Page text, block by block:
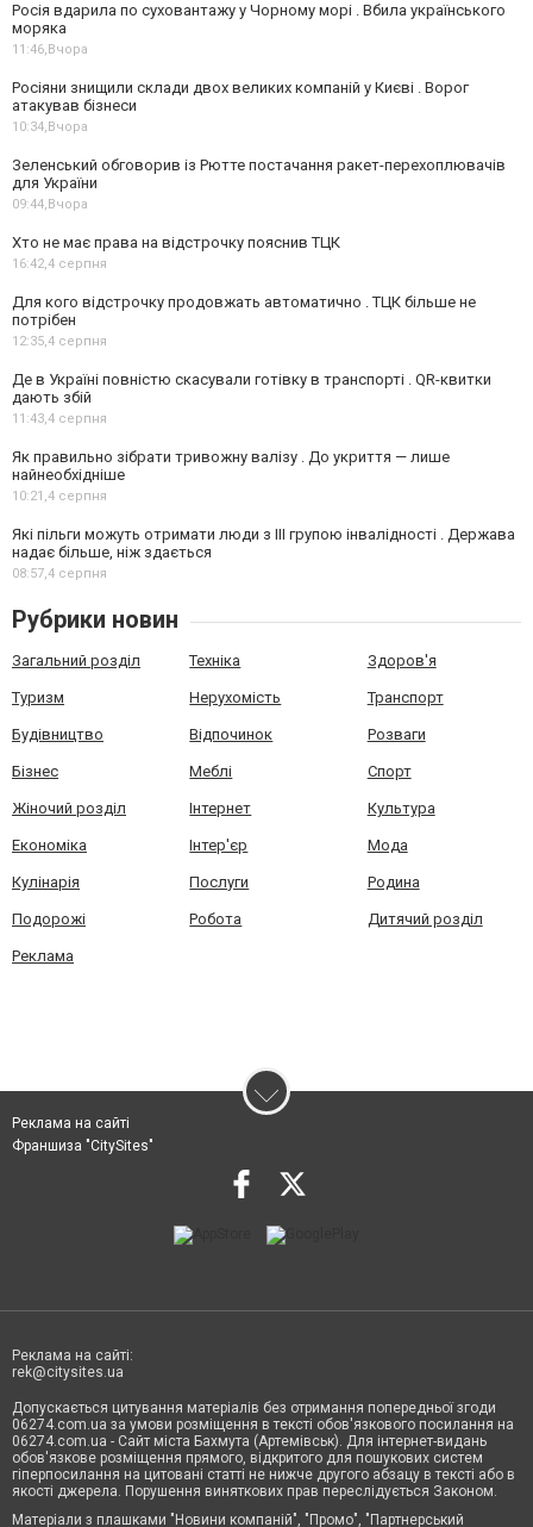
Росія вдарила по суховантажу у Чорному морі . Вбила українського
моряка
11:46, Вчора
Росіяни знищили склади двох великих компаній у Києві . Ворог
атакував бізнеси
10:34, Вчора
Зеленський обговорив із Рютте постачання ракет-перехоплювачів
для України
09:44, Вчора
Хто не має права на відстрочку пояснив ТЦК
16:42,4 серпня
Для кого відстрочку продовжать автоматично . ТЦК більше не
потрібен
12:35,4 серпня
Де в Україні повністю скасували готівку в транспорті . QR-квитки
дають збій
11:43,4 серпня
Як правильно зібрати тривожну валізу . До укриття — лише
найнеобхідніше
10:21,4 серпня
Які пільги можуть отримати люди з III групою інвалідності . Держава
надає більше, ніж здається
08:57,4 серпня
Рубрики новин
Загальний розділ Техніка Здоров'я
Туризм Нерухомість Транспорт
Будівництво Відпочинок Розваги
Бізнес Меблі Спорт
Жіночий розділ Інтернет Культура
Економіка Інтер'єр Мода
Кулінарія Послуги Родина
Подорожі Робота Дитячий розділ
Реклама
Реклама на сайті
Франшиза "CitySites"
Реклама на сайті:
rek@citysites.ua
Допускається цитування матеріалів без отримання попередньої згоди
06274.com.ua за умови розміщення в тексті обов'язкового посилання на
06274.com.ua - Сайт міста Бахмута (Артемівськ). Для інтернет-видань
обов'язкове розміщення прямого, відкритого для пошукових систем
гіперпосилання на цитовані статті не нижче другого абзацу в тексті або в
якості джерела. Порушення виняткових прав переслідується Законом.
Матеріали з плашками "Новини компаній", "Промо", "Партнерський